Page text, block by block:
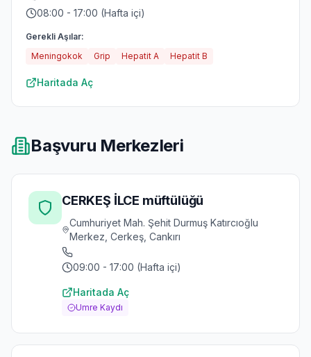
08:00 - 17:00 (Hafta içi)
Gerekli Aşılar:
Meningokok
Grip Hepatit A Hepatit B
Haritada Aç
Başvuru Merkezleri
CERKEŞ İLCE müftülüğü
Cumhuriyet Mah. Şehit Durmuş Katırcıoğlu
Merkez, Cerkeş, Cankırı
09:00 - 17:00 (Hafta içi)
Haritada Aç
Umre Kaydı